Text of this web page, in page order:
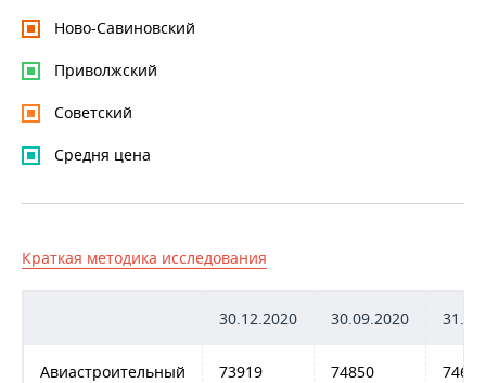
Ново-Савиновский
Приволжский
Советский
Средня цена
Краткая методика исследования
30.12.2020 30.09.2020
Авиастроительный 73919 74850 74643